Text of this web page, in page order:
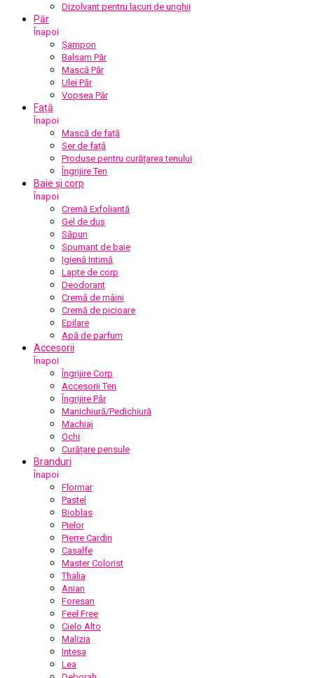
Dizolvant pentru lacuri de unghii
Păr
Înapoi
Șampon
Balsam Păr
Mască Păr
Ulei Păr
Vopsea Păr
Față
Înapoi
Mască de față
Ser de față
Produse pentru curățarea tenului
Îngrijire Ten
Baie și corp
Înapoi
Cremă Exfoliantă
Gel de duș
Săpun
Spumant de baie
Igienă Intimă
Lapte de corp
Deodorant
Cremă de mâini
Cremă de picioare
Epilare
Apă de parfum
Accesorii
Înapoi
Îngrijire Corp
Accesorii Ten
Îngrijire Păr
Manichiură/Pedichiură
Machiaj
Ochi
Curățare pensule
Branduri
Înapoi
Flormar
Pastel
Bioblas
Pielor
Pierre Cardin
Casalfe
Master Colorist
Thalia
Anian
Foresan
Feel Free
Cielo Alto
Malizia
Intesa
Lea